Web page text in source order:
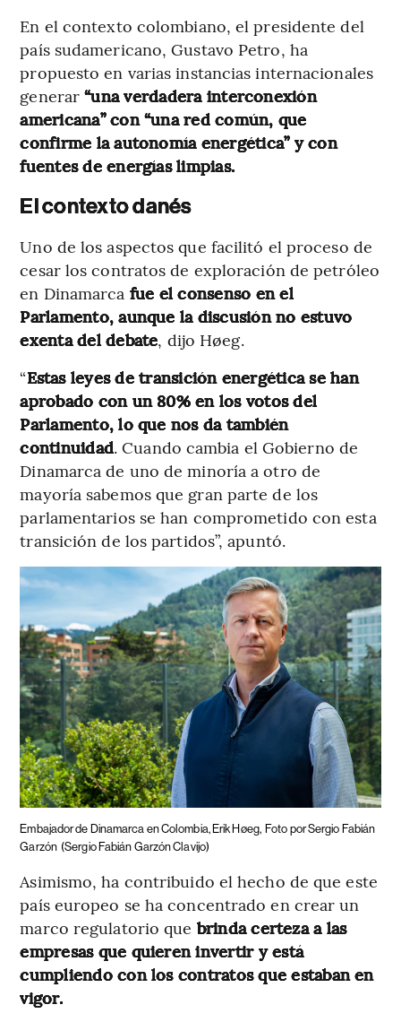
En el contexto colombiano, el presidente del
país sudamericano, Gustavo Petro, ha
propuesto en varias instancias internacionales
generar“una verdadera interconexión
americana” con “una red común, que
confirme la autonomía energética” y con
fuentes de energías limpias.
El contexto danés
Uno de los aspectos que facilitó el proceso de
cesar los contratos de exploración de petróleo
en Dinamarca fue el consenso en el
Parlamento, aunque la discusión no estuvo
exenta del debate, dijo Høeg.
“Estas leyes de transición energética se han
aprobado con un 80% en los votos del
Parlamento, lo que nos da también
continuidad. Cuando cambia el Gobierno de
Dinamarca de uno de minoría a otro de
mayoría sabemos que gran parte de los
parlamentarios se han comprometido con esta
transición de los partidos”, apuntó.
Embajador de Dinamarca en Colombia, Erik Høeg, Foto por Sergio Fabián
Garzón (Sergio Fabián Garzón Clavijo)
Asimismo, ha contribuido el hecho de que este
país europeo se ha concentrado en crear un
marco regulatorio que brinda certeza a las
empresas que quieren invertir y está
cumpliendo con los contratos que estaban en
vigor.